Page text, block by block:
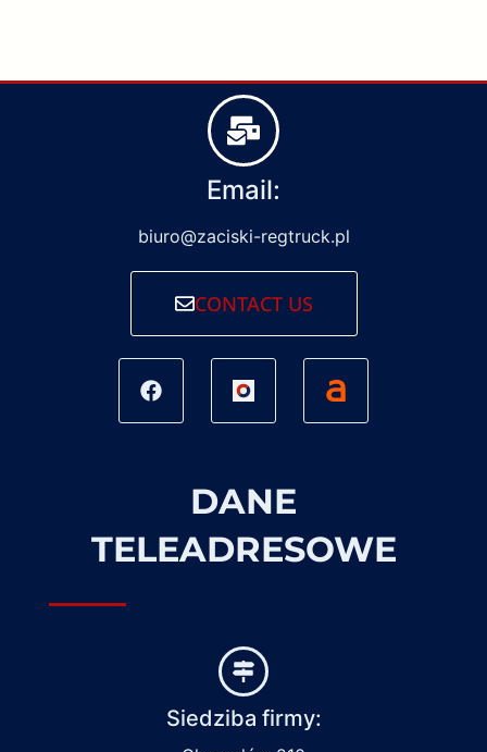
Email:
biuro@zaciski-regtruck.pl
CONTACT US
DANE
TELEADRESOWE
Siedziba firmy: